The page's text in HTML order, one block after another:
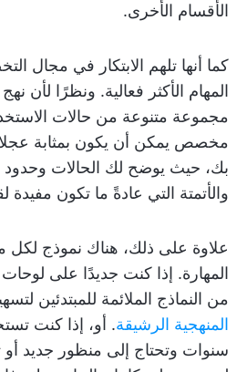
الأقسام الأخرى.
كما أنها تلهم الابتكار في مجال
المهام الأكثر فعالية. ونظرًا لأن
مجموعة متنوعة من حالات
مخصص يمكن أن يكون بمثابة
بك، حيث يوضح لك الحالات وحدود
والأتمتة التي عادةً ما تكون
علاوة على ذلك، هناك نموذج
المهارة. إذا كنت جديدًا على لوحات
من النماذج الملائمة للمبتدئين
المنهجية الرشيقة. أو، إذا كنت
سنوات وتحتاج إلى منظور جديد